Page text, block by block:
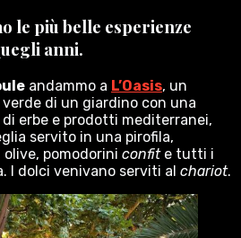
le più belle esperienze
anni.
andammo a L’Oasis, un
di un giardino con una
erbe e prodotti mediterranei,
servito in una pirofila,
pomodorini confite tutti i
I dolci venivano serviti al chariot.